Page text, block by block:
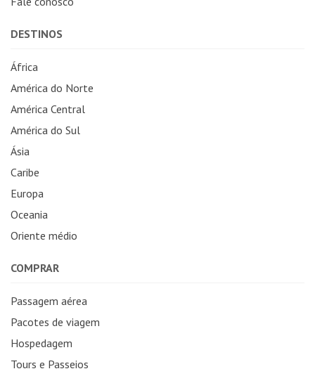
DESTINOS
África
América do Norte
América Central
América do Sul
Ásia
Caribe
Europa
Oceania
Oriente médio
COMPRAR
Passagem aérea
Pacotes de viagem
Hospedagem
Tours e Passeios